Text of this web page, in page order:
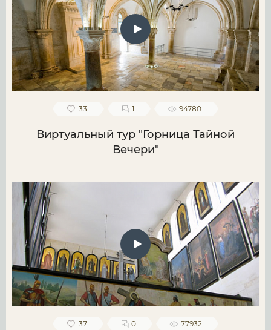
33 1 94780
Виртуальный тур "Горница Тайной
Вечери"
37 0 77932